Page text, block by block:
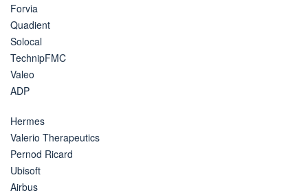
Forvia
Quadient
Solocal
TechnipFMC
Valeo
ADP
Hermes
Valerio Therapeutics
Pernod Ricard
Ubisoft
Airbus